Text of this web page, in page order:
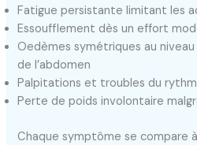
Fatigue persistante limitant les
Essoufflement dès un effort
Oedèmes symétriques au
de l’abdomen
Palpitations et troubles du
Perte de poids involontaire
Chaque symptôme se compare